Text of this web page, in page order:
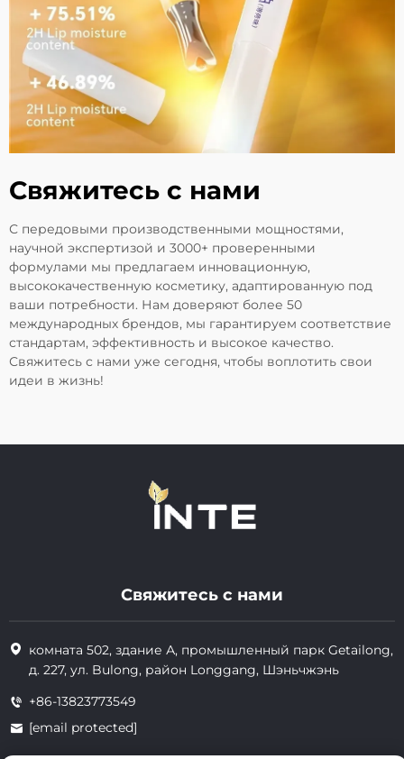
Свяжитесь с нами
С передовыми производственными мощностями,
научной экспертизой и 3000+ проверенными
формулами мы предлагаем инновационную,
высококачественную косметику, адаптированную под
ваши потребности. Нам доверяют более 50
международных брендов, мы гарантируем соответствие
стандартам, эффективность и высокое качество.
Свяжитесь с нами уже сегодня, чтобы воплотить свои
идеи в жизнь!
Свяжитесь с нами
комната 502, здание А, промышленный парк Getailong,
д. 227, ул. Bulong, район Longgang, Шэньчжэнь
+86-13823773549
[email protected]